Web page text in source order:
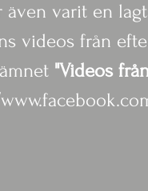
även varit en
videos från
"Videos